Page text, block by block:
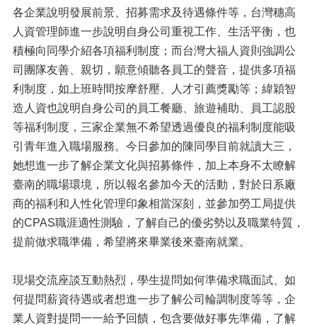
各企業說明發展前景、招募需求及待遇條件等，台灣穗高
人資管理師進一步說明自身公司重視工作、生活平衡，也
積極向同學介紹各項福利制度；而台灣大福人資則強調公
司團隊友善、親切，願意傾聽各員工的聲音，提供多項福
利制度，如上班時間按摩舒壓、人才引薦獎勵等；緯穎智
造人資也說明自身公司的員工餐廳、旅遊補助、員工認股
等福利制度，三家企業無不希望透過優良的福利制度能吸
引青年進入職場服務。今日參加的陳同學目前就讀大三，
她想進一步了解企業文化與招募條件，加上本身不太瞭解
臺南的職場環境，所以報名參加今天的活動，對於日系廠
商的福利和人性化管理印象相當深刻，並參加勞工局提供
的CPAS職涯適性測驗，了解自己的優劣勢以及職業特質，
提前做求職準備，希望將來畢業後來臺南就業。
現場交流座談互動熱烈，學生提問如何準備求職面試、如
何提問薪資待遇或者想進一步了解公司輪調制度等等，企
業人資對提問一一給予回饋，包含要做好事先準備，了解